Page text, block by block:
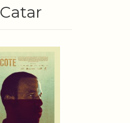
Catar